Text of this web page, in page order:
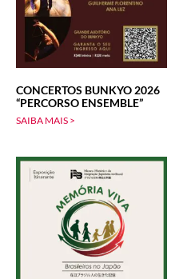
CONCERTOS BUNKYO 2026
“PERCORSO ENSEMBLE”
SAIBA MAIS >